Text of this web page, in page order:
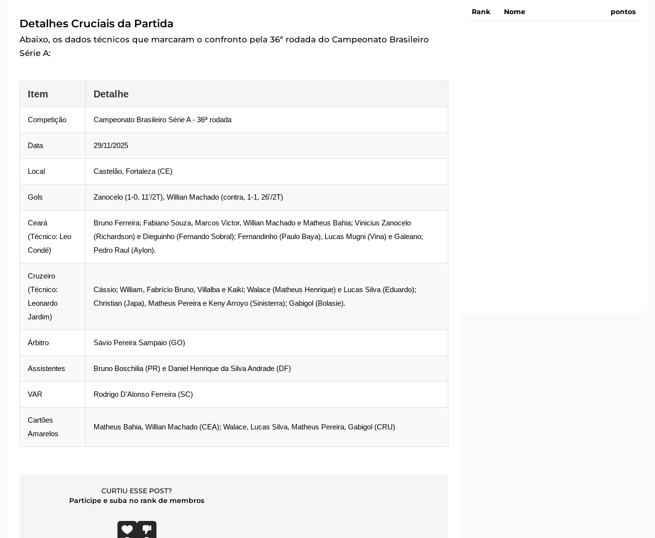
Detalhes Cruciais da Partida
Abaixo, os dados técnicos que marcaram o confronto pela 36ª rodada do Campeonato Brasileiro
Série A:
Item Detalhe
Competição Campeonato Brasileiro Série A - 36ª rodada
Data 29/11/2025
Local Castelão, Fortaleza (CE)
Gols Zanocelo (1-0, 11'/2T), Willian Machado (contra, 1-1, 26'/2T)
Ceará
(Técnico: Leo
Condé)
Bruno Ferreira; Fabiano Souza, Marcos Victor, Willian Machado e Matheus Bahia; Vinicius Zanocelo
(Richardson) e Dieguinho (Fernando Sobral); Fernandinho (Paulo Baya), Lucas Mugni (Vina) e Galeano;
Pedro Raul (Aylon).
Cruzeiro
(Técnico:
Leonardo
Jardim)
Cássio; William, Fabrício Bruno, Villalba e Kaiki; Walace (Matheus Henrique) e Lucas Silva (Eduardo);
Christian (Japa), Matheus Pereira e Keny Arroyo (Sinisterra); Gabigol (Bolasie).
Árbitro Sávio Pereira Sampaio (GO)
Assistentes Bruno Boschilia (PR) e Daniel Henrique da Silva Andrade (DF)
VAR Rodrigo D'Alonso Ferreira (SC)
Cartões
Amarelos
Matheus Bahia, Willian Machado (CEA); Walace, Lucas Silva, Matheus Pereira, Gabigol (CRU)
CURTIU ESSE POST?
Participe e suba no rank de membros
Rank Nome pontos